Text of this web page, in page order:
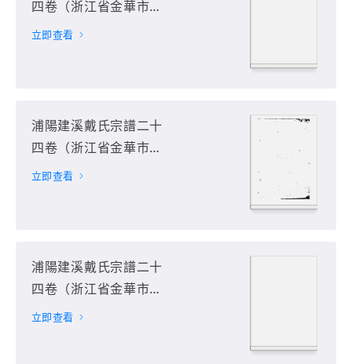
四卷（浙江省金華市浦
江縣）第17册
立即查看
浦陽建溪戴氏宗譜二十
四卷（浙江省金華市浦
江縣）第18册
立即查看
浦陽建溪戴氏宗譜二十
四卷（浙江省金華市浦
江縣）第19册
立即查看